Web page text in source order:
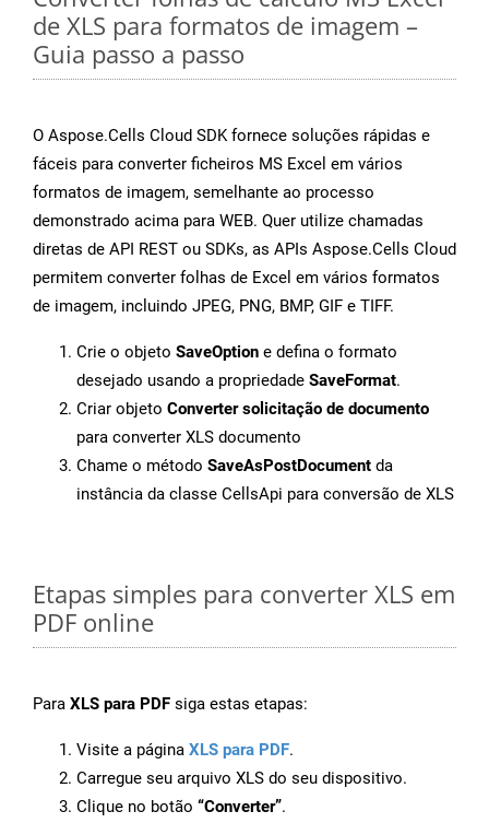
de XLS para formatos de imagem –
Guia passo a passo
O Aspose.Cells Cloud SDK fornece soluções rápidas e
fáceis para converter ficheiros MS Excel em vários
formatos de imagem, semelhante ao processo
demonstrado acima para WEB. Quer utilize chamadas
diretas de API REST ou SDKs, as APIs Aspose.Cells Cloud
permitem converter folhas de Excel em vários formatos
de imagem, incluindo JPEG, PNG, BMP, GIF e TIFF.
Crie o objeto SaveOption e defina o formato
desejado usando a propriedade SaveFormat.
Criar objeto Converter solicitação de documento
para converter XLS documento
Chame o método SaveAsPostDocument da
instância da classe CellsApi para conversão de XLS
Etapas simples para converter XLS em
PDF online
Para XLS para PDF siga estas etapas:
Visite a página XLS para PDF.
Carregue seu arquivo XLS do seu dispositivo.
Clique no botão “Converter”.